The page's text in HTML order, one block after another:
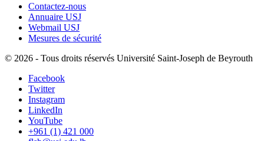
Contactez-nous
Annuaire USJ
Webmail USJ
Mesures de sécurité
© 2026 - Tous droits réservés Université Saint-Joseph de Beyrouth
Facebook
Twitter
Instagram
LinkedIn
YouTube
+961 (1) 421 000